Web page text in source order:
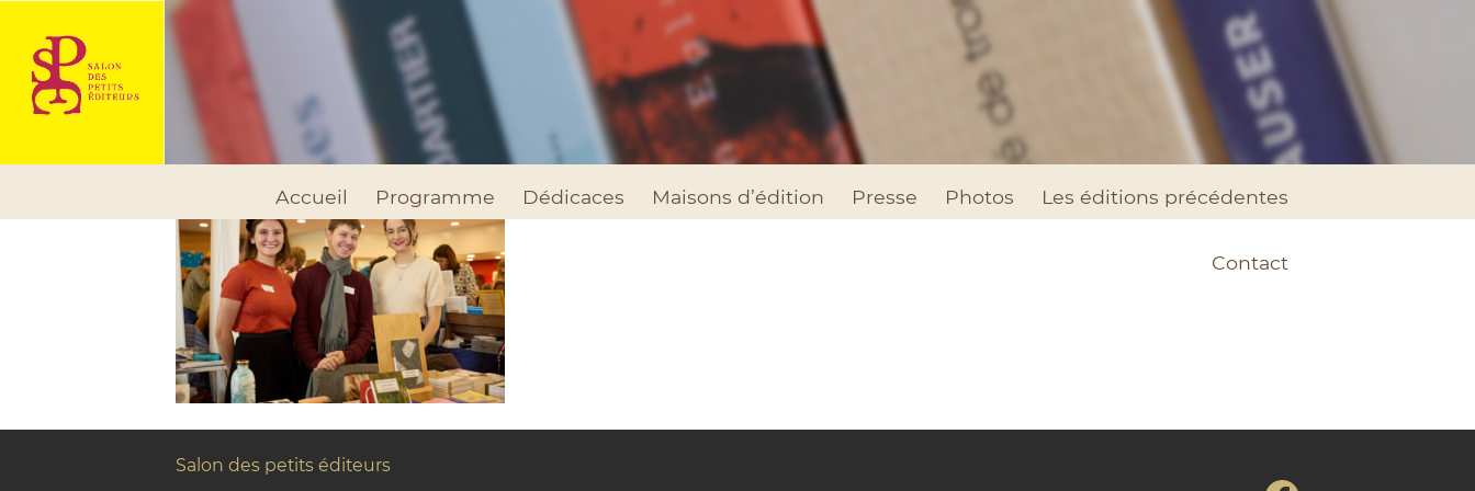
Accueil Programme Dédicaces Maisons d’édition Presse Photos Les éditions précédentes
Contact
Salon des petits éditeurs